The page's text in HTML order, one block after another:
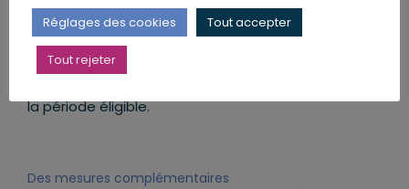
Cette nouvelle aide est destinée aux entreprises
qui ont acquis, en 2020, un fonds de commerce
dont l’activité a été interdite et qui n’ont fait aucun
chiffre d’affaires. Le montant versé est calculé par
la période éligible.
Des mesures complémentaires
Réglages des cookies Tout accepter
Tout rejeter